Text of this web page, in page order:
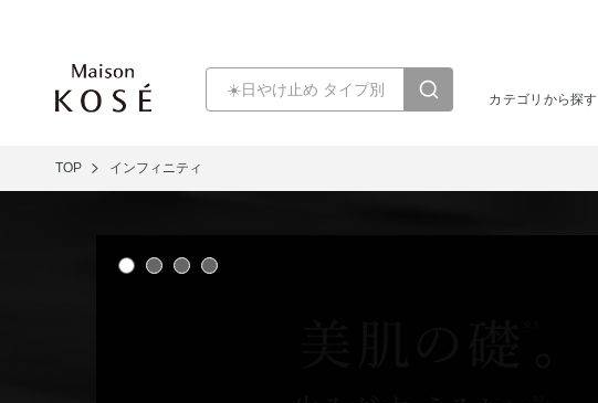
カテゴリから探す
TOP インフィニティ